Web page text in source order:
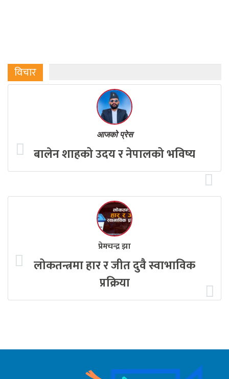
विचार
आजको प्रेस
बालेन शाहको उदय र नेपालको भविष्य
प्रेमचन्द्र झा
लोकतन्त्रमा हार र जीत दुवै स्वाभाविक
प्रक्रिया